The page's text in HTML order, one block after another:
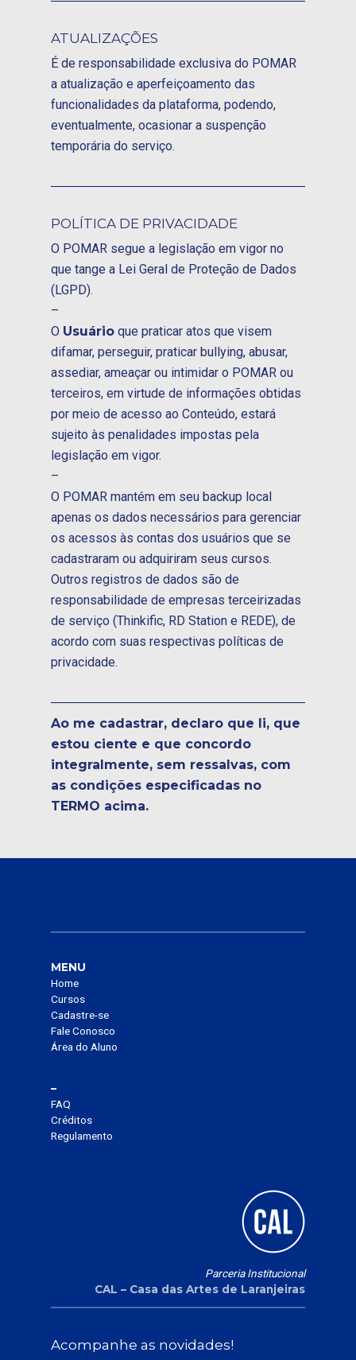
ATUALIZAÇÕES
É de responsabilidade exclusiva do POMAR
a atualização e aperfeiçoamento das
funcionalidades da plataforma, podendo,
eventualmente, ocasionar a suspenção
temporária do serviço.
POLÍTICA DE PRIVACIDADE
O POMAR segue a legislação em vigor no
que tange a Lei Geral de Proteção de Dados
(LGPD).
–
O Usuário que praticar atos que visem
difamar, perseguir, praticar bullying, abusar,
assediar, ameaçar ou intimidar o POMAR ou
terceiros, em virtude de informações obtidas
por meio de acesso ao Conteúdo, estará
sujeito às penalidades impostas pela
legislação em vigor.
–
O POMAR mantém em seu backup local
apenas os dados necessários para gerenciar
os acessos às contas dos usuários que se
cadastraram ou adquiriram seus cursos.
Outros registros de dados são de
responsabilidade de empresas terceirizadas
de serviço (Thinkific, RD Station e REDE), de
acordo com suas respectivas políticas de
privacidade.
Ao me cadastrar, declaro que li, que
estou ciente e que concordo
integralmente, sem ressalvas, com
as condições especificadas no
TERMO acima.
MENU
Home
Cursos
Cadastre-se
Fale Conosco
Área do Aluno
–
FAQ
Créditos
Regulamento
Parceria Institucional
CAL – Casa das Artes de Laranjeiras
Acompanhe as novidades!